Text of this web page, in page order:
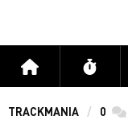
Accueil Flux
TRACKMANIA 0